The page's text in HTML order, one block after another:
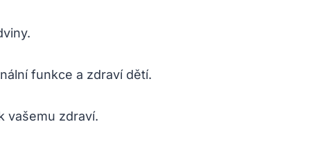
funkce a zdraví dětí.
vašemu zdraví.